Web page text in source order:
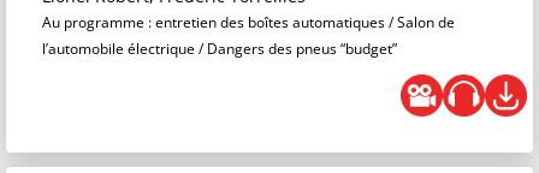
Au programme : entretien des boîtes automatiques / Salon de
l’automobile électrique / Dangers des pneus “budget”